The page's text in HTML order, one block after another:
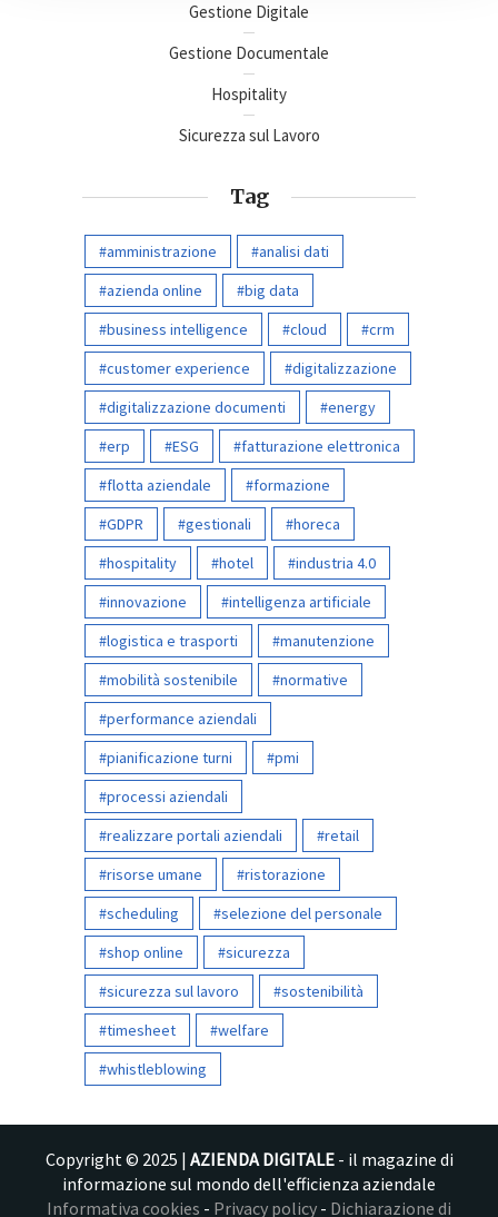
Gestione Digitale
Gestione Documentale
Hospitality
Sicurezza sul Lavoro
Tag
amministrazione
analisi dati
azienda online
big data
business intelligence
cloud
crm
customer experience
digitalizzazione
digitalizzazione documenti
energy
erp
ESG
fatturazione elettronica
flotta aziendale
formazione
GDPR
gestionali
horeca
hospitality
hotel
industria 4.0
innovazione
intelligenza artificiale
logistica e trasporti
manutenzione
mobilità sostenibile
normative
performance aziendali
pianificazione turni
pmi
processi aziendali
realizzare portali aziendali
retail
risorse umane
ristorazione
scheduling
selezione del personale
shop online
sicurezza
sicurezza sul lavoro
sostenibilità
timesheet
welfare
whistleblowing
Copyright © 2025 | AZIENDA DIGITALE- il magazine di
informazione sul mondo dell'efficienza aziendale
Informativa cookies - Privacy policy - Dichiarazione di